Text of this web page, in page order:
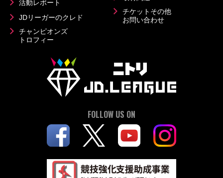
活動レポート
JDリーガーのクレド
チャンピオンズ
トロフィー
チケットその他
お問い合わせ
FOLLOW US ON